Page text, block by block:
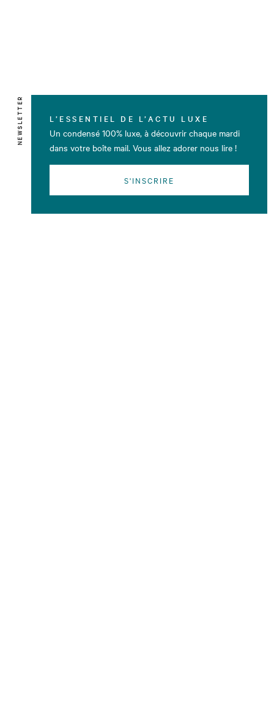
NEWSLETTER L’ESSENTIEL DE L’ACTU LUXE
Un condensé 100% luxe, à découvrir chaque mardi
dans votre boîte mail. Vous allez adorer nous lire !
S'INSCRIRE